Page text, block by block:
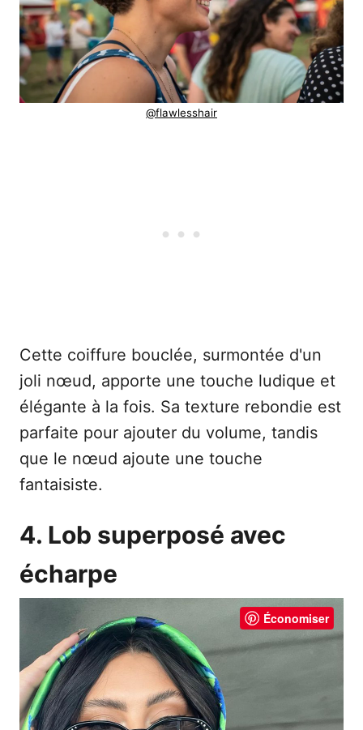
@flawlesshair
Cette coiffure bouclée, surmontée d'un
joli nœud, apporte une touche ludique et
élégante à la fois. Sa texture rebondie est
parfaite pour ajouter du volume, tandis
que le nœud ajoute une touche
fantaisiste.
4. Lob superposé avec
écharpe
Économiser